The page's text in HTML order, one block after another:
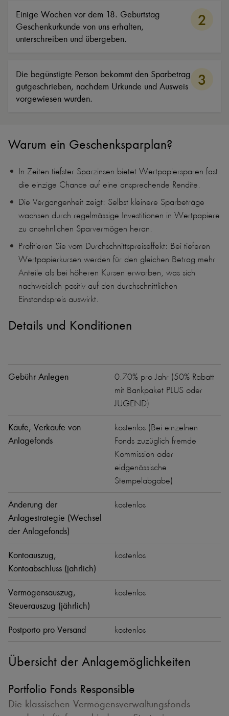
2
Einige Wochen vor dem 18. Geburtstag
Geschenkurkunde von uns erhalten,
unterschreiben und übergeben.
3
Die begünstigte Person bekommt den Sparbetrag
gutgeschrieben, nachdem Urkunde und Ausweis
vorgewiesen wurden.
Warum ein Geschenksparplan?
In Zeiten tiefster Sparzinsen bietet Wertpapiersparen fast
die einzige Chance auf eine ansprechende Rendite.
Die Vergangenheit zeigt: Selbst kleinere Sparbeträge
wachsen durch regelmässige Investitionen in Wertpapiere
zu ansehnlichen Sparvermögen heran.
Profitieren Sie vom Durchschnittspreiseffekt: Bei tieferen
Wertpapierkursen werden für den gleichen Betrag mehr
Anteile als bei höheren Kursen erworben, was sich
nachweislich positiv auf den durchschnittlichen
Einstandspreis auswirkt.
Details und Konditionen
Gebühr Anlegen
0.70% pro Jahr (50% Rabatt
mit Bankpaket PLUS oder
JUGEND)
Käufe, Verkäufe von
Anlagefonds
kostenlos (Bei einzelnen
Fonds zuzüglich fremde
Kommission oder
eidgenössische
Stempelabgabe)
Änderung der
Anlagestrategie (Wechsel
der Anlagefonds)
kostenlos
Kontoauszug,
Kontoabschluss (jährlich)
kostenlos
Vermögensauszug,
Steuerauszug (jährlich)
kostenlos
Postporto pro Versand kostenlos
Übersicht der Anlagemöglichkeiten
Portfolio Fonds Responsible
Die klassischen Vermögensverwaltungsfonds